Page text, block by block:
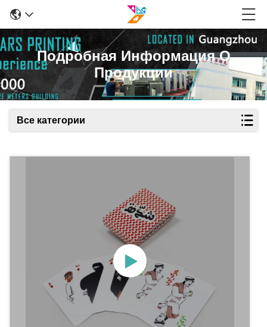
Подробная Информация О
Продукции
Все категории